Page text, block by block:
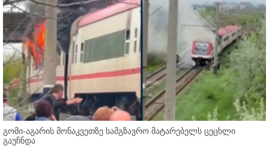
გომი-აგარის მონაკვეთზე სამგზავრო მატარებელს ცეცხლი
გაუჩნდა